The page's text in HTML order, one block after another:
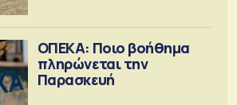
ΟΠΕΚΑ: Ποιο βοήθημα
πληρώνεται την
Παρασκευή